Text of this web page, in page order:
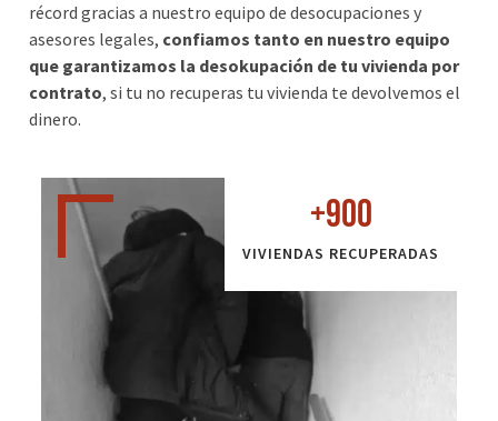
récord gracias a nuestro equipo de desocupaciones y
asesores legales, confiamos tanto en nuestro equipo
que garantizamos la desokupación de tu vivienda por
contrato, si tu no recuperas tu vivienda te devolvemos el
dinero.
VIVIENDAS RECUPERADAS
+900